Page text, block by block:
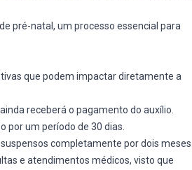
pré-natal, um processo essencial para
que podem impactar diretamente a
receberá o pagamento do auxílio.
por um período de 30 dias.
completamente por dois meses.
e atendimentos médicos, visto que